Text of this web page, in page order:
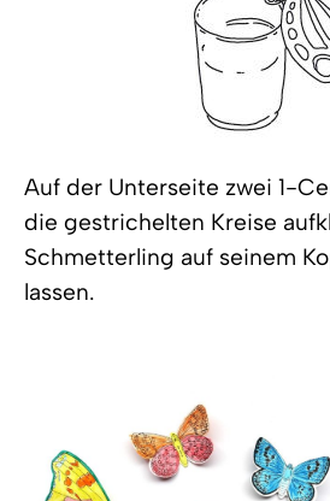
Auf der Unterseite zwei 1-
die gestrichelten Kreise
Schmetterling auf seinem
lassen.